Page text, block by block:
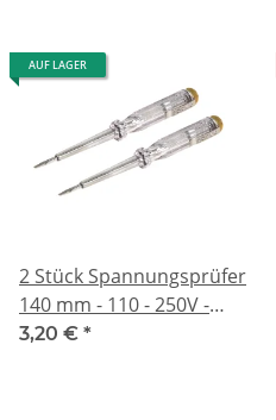
AUF LAGER
2 Stück Spannungsprüfer
140 mm - 110 - 250V -
60mm Klinge
3,20 € *